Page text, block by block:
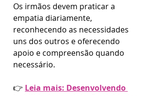
Os irmãos devem praticar a
empatia diariamente,
reconhecendo as necessidades
uns dos outros e oferecendo
apoio e compreensão quando
necessário.
👉 Leia mais: Desenvolvendo